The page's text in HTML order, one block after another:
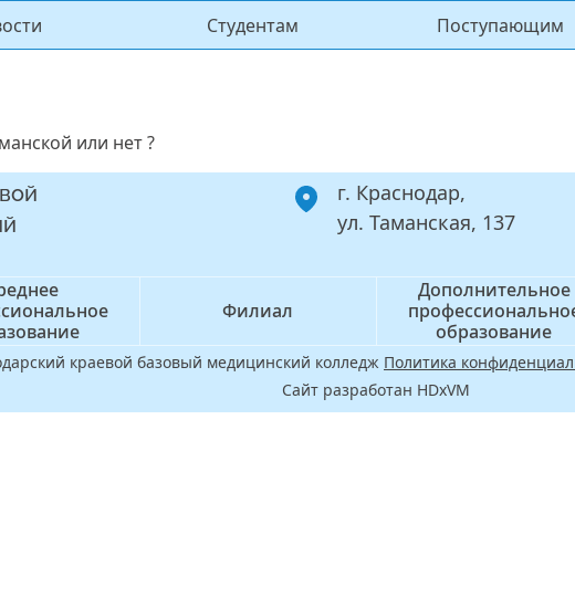
Студентам Поступающим
или нет ?
г. Краснодар,
ул. Таманская, 137
Филиал
Дополнительное
образование
краевой базовый медицинский колледж Политика
Сайт разработан HDxVM